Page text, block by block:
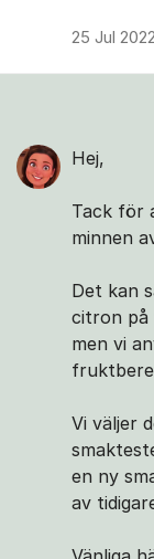
25 Jul 2022
Hej,
Tack för
minnen
Det kan
citron på
men vi
Vi väljer
en ny
av